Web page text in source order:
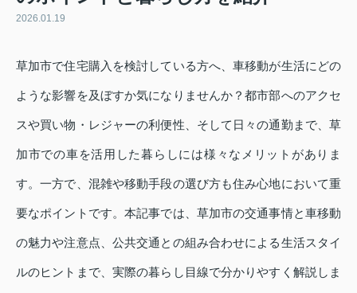
2026.01.19
草加市で住宅購入を検討している方へ、車移動が生活にどの
ような影響を及ぼすか気になりませんか？都市部へのアクセ
スや買い物・レジャーの利便性、そして日々の通勤まで、草
加市での車を活用した暮らしには様々なメリットがありま
す。一方で、混雑や移動手段の選び方も住み心地において重
要なポイントです。本記事では、草加市の交通事情と車移動
の魅力や注意点、公共交通との組み合わせによる生活スタイ
ルのヒントまで、実際の暮らし目線で分かりやすく解説しま